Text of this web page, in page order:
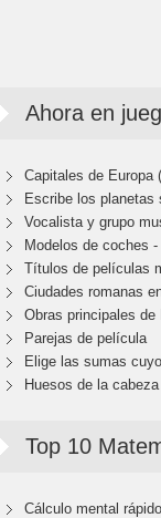
Ahora en
Capitales de Europa
Escribe los planetas
Vocalista y grupo
Modelos de coches
Títulos de películas
Ciudades romanas
Obras principales de
Parejas de película
Elige las sumas
Huesos de la
Top 10
Cálculo mental